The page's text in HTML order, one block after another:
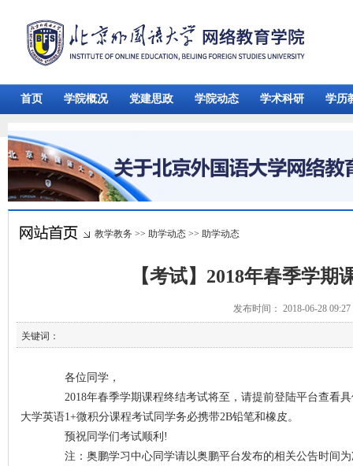
首页 学院概况 党建思政 学院动态 学术科研 学历
教学教务 >> 助学动态 >> 助学动态
【考试】2018年春季学期
发布时间： 2018-06-28
关键词：
各位同学，
2018年春季学期课程终结考试将至，请提前登陆平台查看具
大学英语1+微积分课程考试同学务必携带2B铅笔和橡皮。
预祝同学们考试顺利!
注：奥鹏学习中心同学请以奥鹏平台发布的相关公告时间为